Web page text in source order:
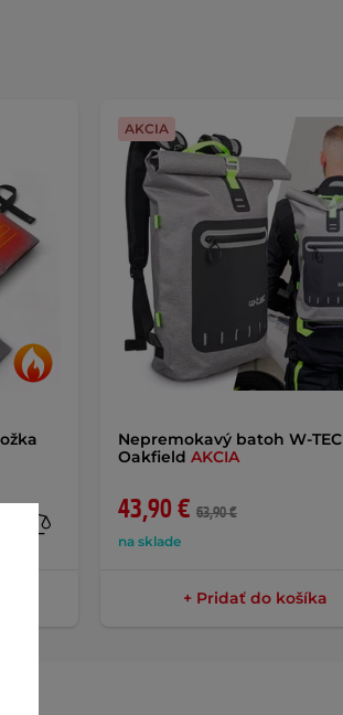
Nepremokavý batoh W-TEC
Oakfield AKCIA
43,90 € 63,90 €
na sklade
AKCIA
+ Pridať do košíka